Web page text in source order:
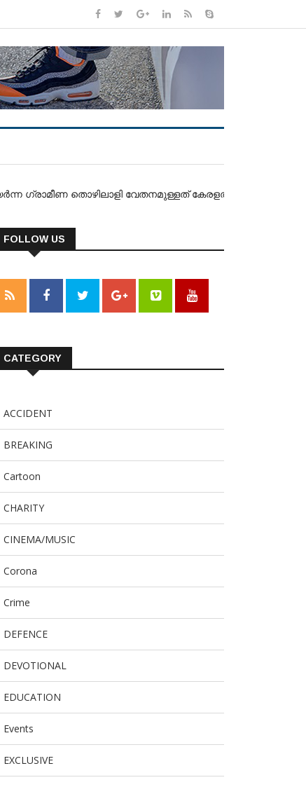
തൊഴിലാളി വേതനമുള്ളത് കേരളത്തിലെന്ന് റിസർവ് ബാങ്ക്
FOLLOW US
CATEGORY
ACCIDENT
BREAKING
Cartoon
CHARITY
CINEMA/MUSIC
Corona
Crime
DEFENCE
DEVOTIONAL
EDUCATION
Events
EXCLUSIVE